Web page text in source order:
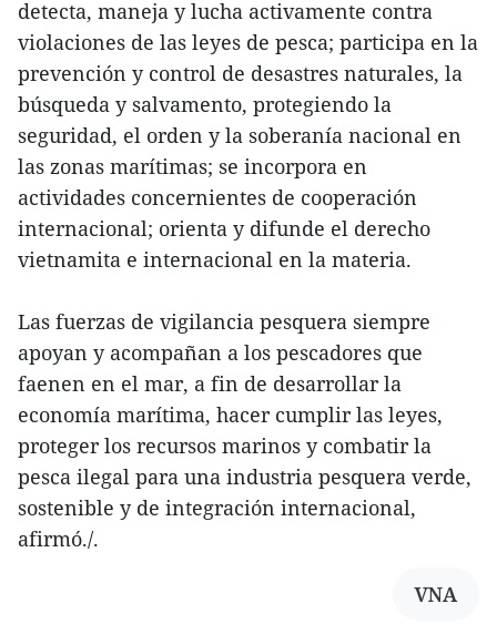
detecta, maneja y lucha activamente contra
violaciones de las leyes de pesca; participa en la
prevención y control de desastres naturales, la
búsqueda y salvamento, protegiendo la
seguridad, el orden y la soberanía nacional en
las zonas marítimas; se incorpora en
actividades concernientes de cooperación
internacional; orienta y difunde el derecho
vietnamita e internacional en la materia.
Las fuerzas de vigilancia pesquera siempre
apoyan y acompañan a los pescadores que
faenen en el mar, a fin de desarrollar la
economía marítima, hacer cumplir las leyes,
proteger los recursos marinos y combatir la
pesca ilegal para una industria pesquera verde,
sostenible y de integración internacional,
afirmó./.
VNA